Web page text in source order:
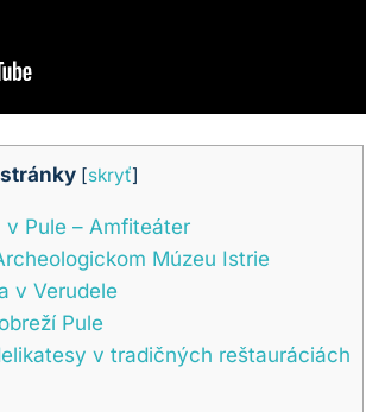
[skryť]
Pule – Amfiteáter
Múzeu Istrie
v Verudele
Pule
v tradičných reštauráciách